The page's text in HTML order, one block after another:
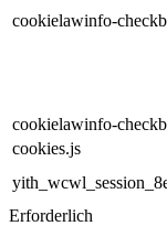
cookielawinfo-
cookielawinfo-
cookies.js
Erforderlich